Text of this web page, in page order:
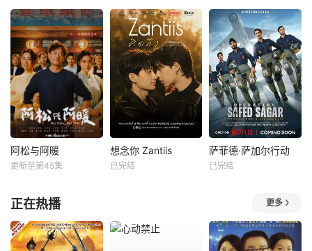
阿松与阿暖
更新至第45集
想念你 Zantiis
已完结
萨菲德·萨加尔行动
已完结
正在热播 更多